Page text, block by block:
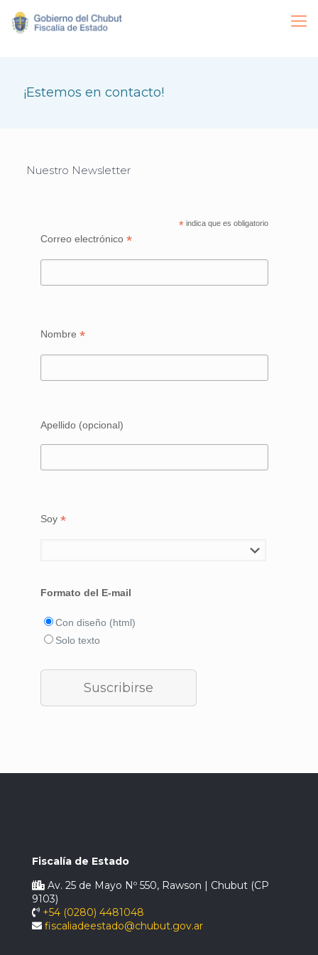
¡Estemos en contacto!
Nuestro Newsletter
*indica que es obligatorio
Correo electrónico *
Nombre *
Apellido (opcional)
Soy *
Formato del E-mail
Con diseño (html)
Solo texto
Fiscalía de Estado
Av. 25 de Mayo Nº 550, Rawson | Chubut (CP
9103)
+54 (0280) 4481048
fiscaliadeestado@chubut.gov.ar